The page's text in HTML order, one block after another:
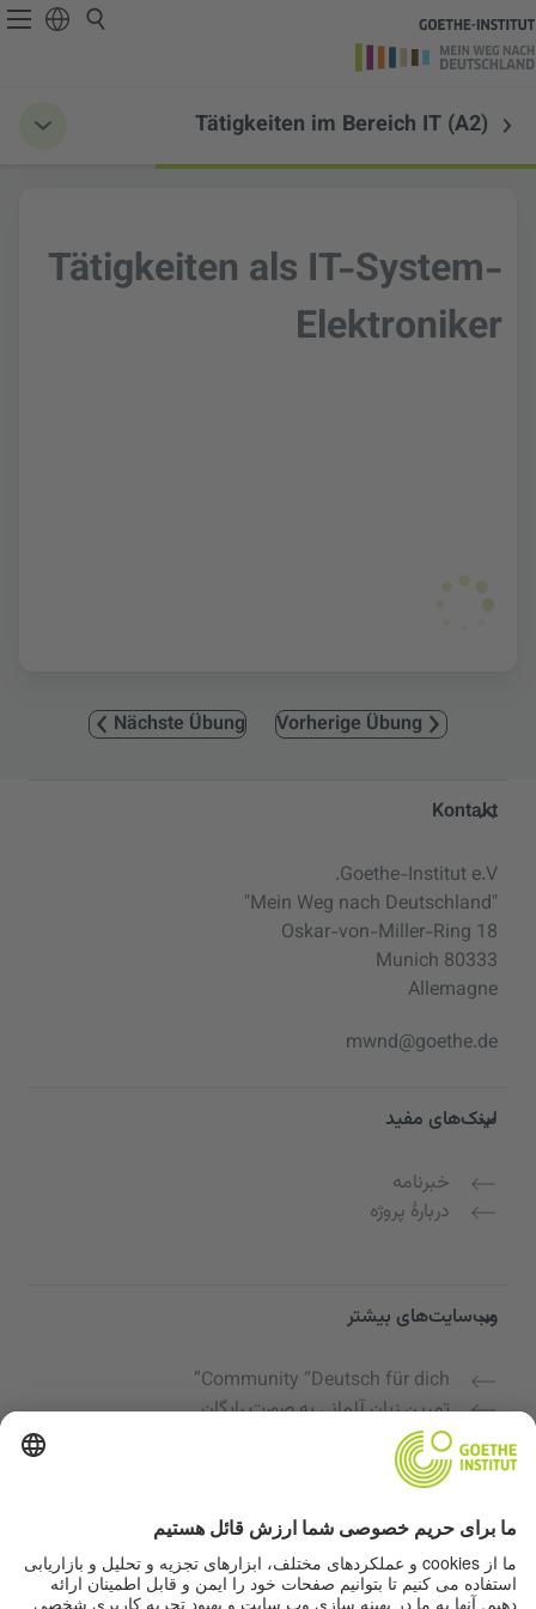
Tätigkeiten im Bereich IT (A2)
Tätigkeiten als IT-System-
Elektroniker
Vorherige Übung
Nächste Übung
Service- und Informationsbereich
Kontakt
Goethe-Institut e.V.
"Mein Weg nach Deutschland"
Oskar-von-Miller-Ring 18
80333 Munich
Allemagne
mwnd@goethe.de
لینک‌های مفید
خبرنامه
دربارهٔ پروژه
وب‌سایت‌های بیشتر
Community “Deutsch für dich”
تمرین زبان آلمانی به صورت رایگان
دوره‌های زبان آلمانی مؤسسه گوته
پورتال معلمان "Deutschstunde"
حریم خصوصی و دسترسی‌پذیری